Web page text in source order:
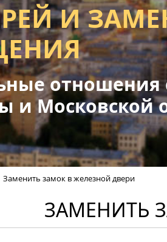
И
и Московской
Заменить замок в железной двери
ЗАМЕНИТЬ